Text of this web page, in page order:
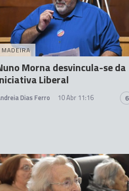
MADEIRA
Morna desvincula-se da
Liberal
Dias Ferro 10 Abr 11:16 6